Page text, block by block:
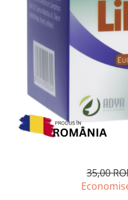
Omega 3
Par si unghii
Probiotice si prebiotice
Sanatate urinara
Sistemul respirator
Slabire si control greutate
Supliment Complexe
Ingrijire par
Balsam masca si tratament
Produse cu SPF Pentru Fata
35,00